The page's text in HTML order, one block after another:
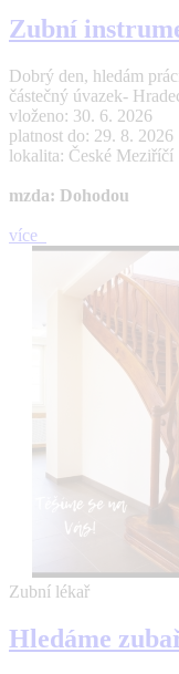
Zubní
Dobrý den, hledám
částečný úvazek-
vloženo: 30. 6. 2026
platnost do: 29. 8. 2026
lokalita: České Meziříčí
mzda: Dohodou
více
Zubní lékař
Hledáme